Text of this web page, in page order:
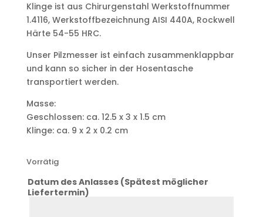
Klinge ist aus Chirurgenstahl Werkstoffnummer
1.4116, Werkstoffbezeichnung AISI 440A, Rockwell
Härte 54-55 HRC.
Unser Pilzmesser ist einfach zusammenklappbar
und kann so sicher in der Hosentasche
transportiert werden.
Masse:
Geschlossen: ca. 12.5 x 3 x 1.5 cm
Klinge: ca. 9 x 2 x 0.2 cm
Vorrätig
Datum des Anlasses (Spätest möglicher
Liefertermin)